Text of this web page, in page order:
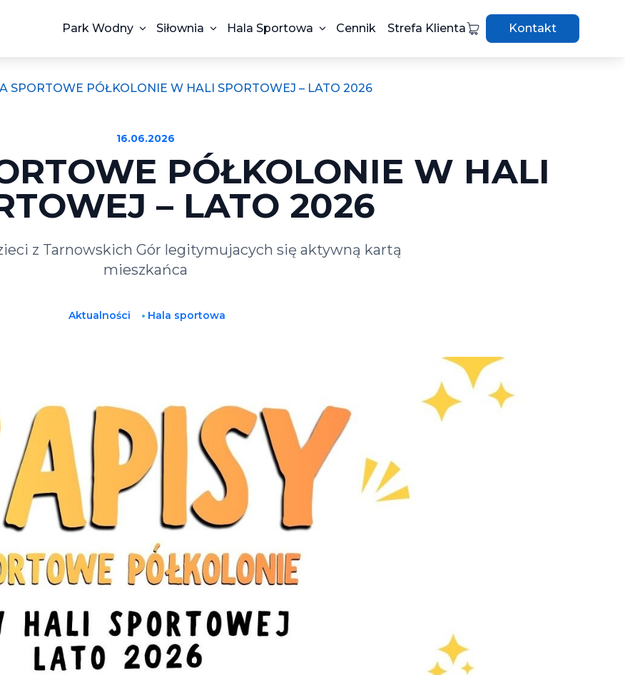
Park Wodny Siłownia Hala Sportowa Cennik Strefa Klienta Kontakt
SPORTOWE PÓŁKOLONIE W HALI SPORTOWEJ – LATO 2026
16.06.2026
PÓŁKOLONIE W HALI
– LATO 2026
z Tarnowskich Gór legitymujacych się aktywną kartą
mieszkańca
Aktualności Hala sportowa